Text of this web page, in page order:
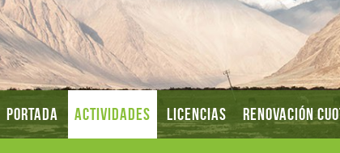
PORTADA ACTIVIDADES LICENCIAS RENOVACIÓN